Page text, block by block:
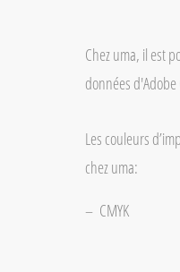
Chez uma, il est
données d'Adobe
Les couleurs
chez uma:
CMYK